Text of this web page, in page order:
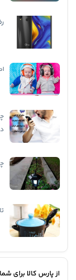
از پارس کالا برای شما